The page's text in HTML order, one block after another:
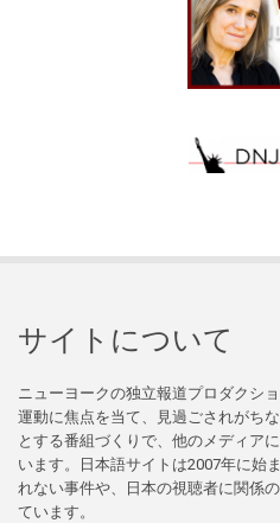
サイトについて
ニューヨークの独立報道プロダクシ
運動に焦点を当て、見過ごされがち
とする番組づくりで、他のメディア
います。日本語サイトは2007年に始
れない事件や、日本の視聴者に関係
ています。